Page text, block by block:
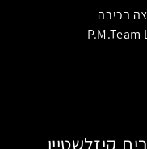
בכירה
P.M.Team